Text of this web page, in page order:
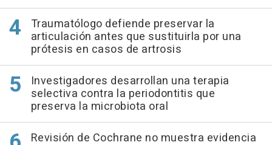
Traumatólogo defiende preservar la
articulación antes que sustituirla por una
prótesis en casos de artrosis
Investigadores desarrollan una terapia
selectiva contra la periodontitis que
preserva la microbiota oral
Revisión de Cochrane no muestra evidencia